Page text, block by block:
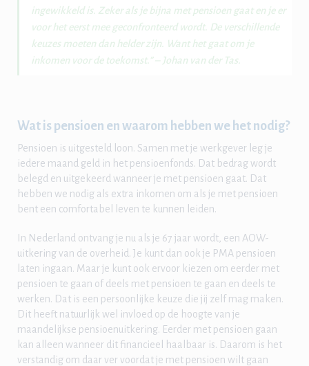
ingewikkeld is. Zeker als je bijna met pensioen gaat en je er
voor het eerst mee geconfronteerd wordt. De verschillende
keuzes moeten dan helder zijn. Want het gaat om je
inkomen voor de toekomst.” – Johan van der Tas.
Wat is pensioen en waarom hebben we het nodig?
Pensioen is uitgesteld loon. Samen met je werkgever leg je
iedere maand geld in het pensioenfonds. Dat bedrag wordt
belegd en uitgekeerd wanneer je met pensioen gaat. Dat
hebben we nodig als extra inkomen om als je met pensioen
bent een comfortabel leven te kunnen leiden.
In Nederland ontvang je nu als je 67 jaar wordt, een AOW-
uitkering van de overheid. Je kunt dan ook je PMA pensioen
laten ingaan. Maar je kunt ook ervoor kiezen om eerder met
pensioen te gaan of deels met pensioen te gaan en deels te
werken. Dat is een persoonlijke keuze die jij zelf mag maken.
Dit heeft natuurlijk wel invloed op de hoogte van je
maandelijkse pensioenuitkering. Eerder met pensioen gaan
kan alleen wanneer dit financieel haalbaar is. Daarom is het
verstandig om daar ver voordat je met pensioen wilt gaan